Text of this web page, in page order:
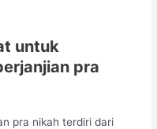
untuk
pra
pra nikah terdiri dari